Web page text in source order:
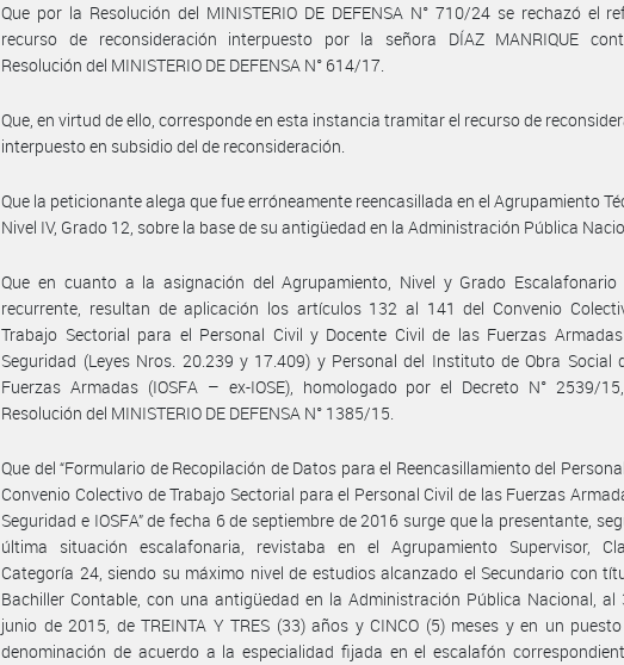
Que por la Resolución del MINISTERIO DE DEFENSA N° 710/24 se rechazó el
recurso de reconsideración interpuesto por la señora DÍAZ MANRIQUE
Resolución del MINISTERIO DE DEFENSA N° 614/17.
Que, en virtud de ello, corresponde en esta instancia tramitar el recurso de
interpuesto en subsidio del de reconsideración.
Que la peticionante alega que fue erróneamente reencasillada en el Agrupamiento
Nivel IV, Grado 12, sobre la base de su antigüedad en la Administración Pública
Que en cuanto a la asignación del Agrupamiento, Nivel y Grado Escalafonario
recurrente, resultan de aplicación los artículos 132 al 141 del Convenio
Trabajo Sectorial para el Personal Civil y Docente Civil de las Fuerzas
Seguridad (Leyes Nros. 20.239 y 17.409) y Personal del Instituto de Obra Social
Fuerzas Armadas (IOSFA – ex-IOSE), homologado por el Decreto N° 2539/
Resolución del MINISTERIO DE DEFENSA N° 1385/15.
Que del “Formulario de Recopilación de Datos para el Reencasillamiento del
Convenio Colectivo de Trabajo Sectorial para el Personal Civil de las Fuerzas
Seguridad e IOSFA” de fecha 6 de septiembre de 2016 surge que la presentante,
última situación escalafonaria, revistaba en el Agrupamiento Supervisor,
Categoría 24, siendo su máximo nivel de estudios alcanzado el Secundario con
Bachiller Contable, con una antigüedad en la Administración Pública Nacional, al
junio de 2015, de TREINTA Y TRES (33) años y CINCO (5) meses y en un
denominación de acuerdo a la especialidad fijada en el escalafón